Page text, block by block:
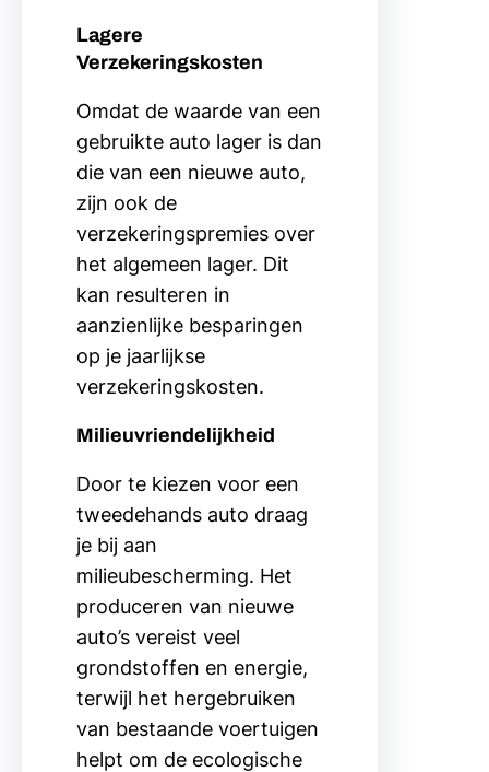
Lagere
Verzekeringskosten
Omdat de waarde van een
gebruikte auto lager is dan
die van een nieuwe auto,
zijn ook de
verzekeringspremies over
het algemeen lager. Dit
kan resulteren in
aanzienlijke besparingen
op je jaarlijkse
verzekeringskosten.
Milieuvriendelijkheid
Door te kiezen voor een
tweedehands auto draag
je bij aan
milieubescherming. Het
produceren van nieuwe
auto’s vereist veel
grondstoffen en energie,
terwijl het hergebruiken
van bestaande voertuigen
helpt om de ecologische